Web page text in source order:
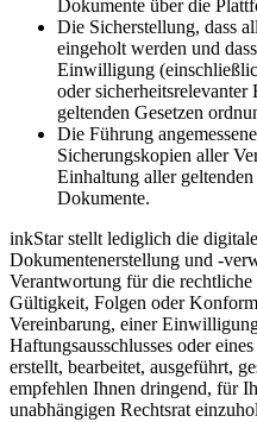
Dokumente über die
Die Sicherstellung, dass
eingeholt werden und
Einwilligung
oder
geltenden Gesetzen
Die Führung
Sicherungskopien aller
Einhaltung aller
Dokumente.
inkStar stellt lediglich die
Dokumentenerstellung und -
Verantwortung für die
Gültigkeit, Folgen oder
Vereinbarung, einer
Haftungsausschlusses oder
erstellt, bearbeitet, ausgeführt,
empfehlen Ihnen dringend, für
unabhängigen Rechtsrat